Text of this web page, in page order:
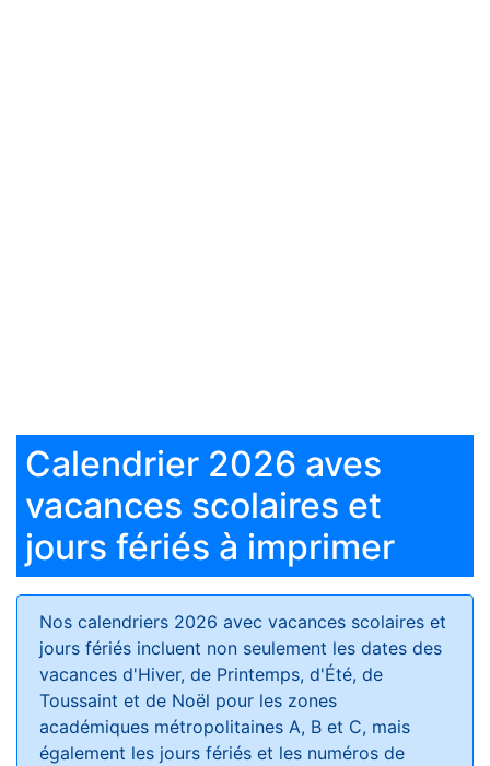
Calendrier 2026 aves
vacances scolaires et
jours fériés à imprimer
Nos calendriers 2026 avec vacances scolaires et
jours fériés incluent non seulement les dates des
vacances d'Hiver, de Printemps, d'Été, de
Toussaint et de Noël pour les zones
académiques métropolitaines A, B et C, mais
également les jours fériés et les numéros de